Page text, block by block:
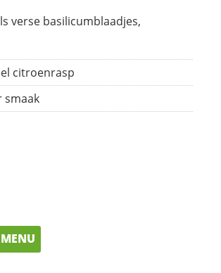
verse basilicumblaadjes,
citroenrasp
smaak